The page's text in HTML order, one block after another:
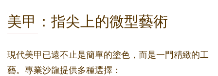
美甲：指尖上的微型藝術
現代美甲已遠不止是簡單的塗色，而是一門精緻的工
藝。專業沙龍提供多種選擇：